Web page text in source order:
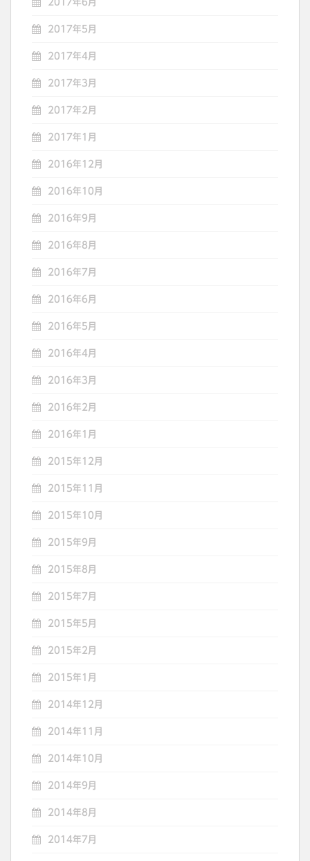
2017年6月
2017年5月
2017年4月
2017年3月
2017年2月
2017年1月
2016年12月
2016年10月
2016年9月
2016年8月
2016年7月
2016年6月
2016年5月
2016年4月
2016年3月
2016年2月
2016年1月
2015年12月
2015年11月
2015年10月
2015年9月
2015年8月
2015年7月
2015年5月
2015年2月
2015年1月
2014年12月
2014年11月
2014年10月
2014年9月
2014年8月
2014年7月